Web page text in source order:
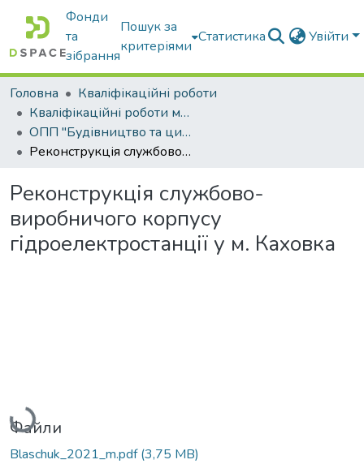
Фонди
та
зібрання
Пошук за
критеріями
Статистика Увійти
Головна
Кваліфікаційні роботи
Кваліфікаційні роботи магістрів
ОПП "Будівництво та цивільна інженерія"
Реконструкція службово-виробничого корпусу гідроелектростанції у м. Каховка
Реконструкція службово-
виробничого корпусу
гідроелектростанції у м. Каховка
Вантажиться...
Файли
Blaschuk_2021_m.pdf(3,75 MB)